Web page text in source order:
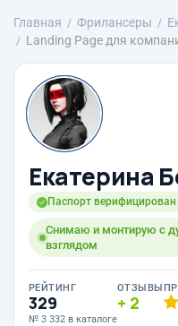
Главная Фрилансеры
Landing Page для
Екатерина
Паспорт верифицирован
Снимаю и монтирую с
взглядом
РЕЙТИНГ
329
№ 3 332 в каталоге
ОТЗЫВЫ
2